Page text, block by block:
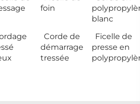
foin
blanc
Corde de
démarrage
tressée
Ficelle de
presse en